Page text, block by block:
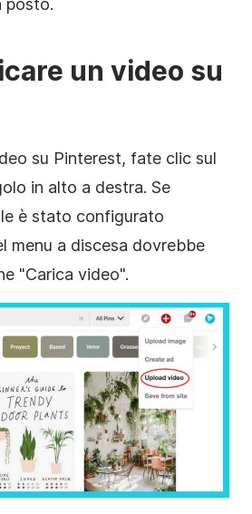
un video su
su Pinterest, fate clic sul
in alto a destra. Se
è stato configurato
menu a discesa dovrebbe
"Carica video".